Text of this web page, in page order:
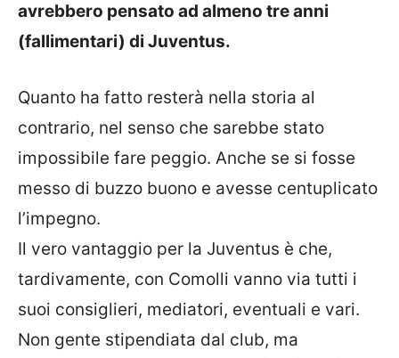
avrebbero pensato ad almeno tre anni
(fallimentari) di Juventus.
Quanto ha fatto resterà nella storia al
contrario, nel senso che sarebbe stato
impossibile fare peggio. Anche se si fosse
messo di buzzo buono e avesse centuplicato
l’impegno.
Il vero vantaggio per la Juventus è che,
tardivamente, con Comolli vanno via tutti i
suoi consiglieri, mediatori, eventuali e vari.
Non gente stipendiata dal club, ma